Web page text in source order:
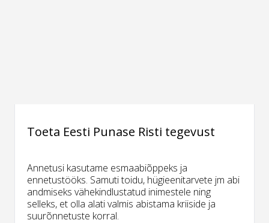
Toeta Eesti Punase Risti tegevust
Annetusi kasutame esmaabiõppeks ja
ennetustööks. Samuti toidu, hügieenitarvete jm abi
andmiseks vähekindlustatud inimestele ning
selleks, et olla alati valmis abistama kriiside ja
suurõnnetuste korral.